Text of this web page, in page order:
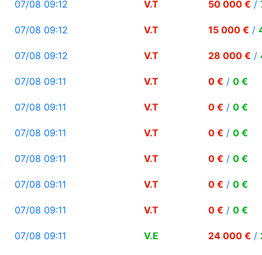
07/08 09:12 V.T 50 000 € /
07/08 09:12 V.T 15 000 € /
07/08 09:12 V.T 28 000 € /
07/08 09:11 V.T 0 € / 0 €
07/08 09:11 V.T 0 € / 0 €
07/08 09:11 V.T 0 € / 0 €
07/08 09:11 V.T 0 € / 0 €
07/08 09:11 V.T 0 € / 0 €
07/08 09:11 V.T 0 € / 0 €
07/08 09:11 V.E 24 000 € /